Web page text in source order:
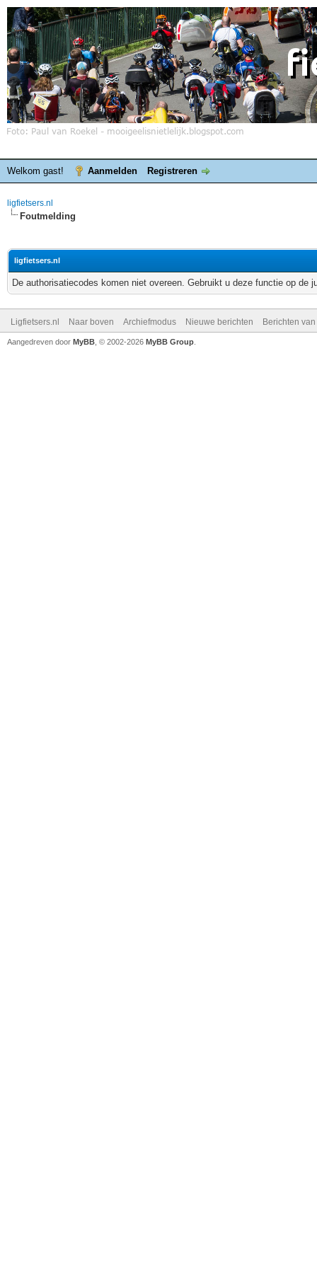
Welkom gast! Aanmelden Registreren
ligfietsers.nl
Foutmelding
ligfietsers.nl
De authorisatiecodes komen niet overeen. Gebruikt u deze functie op de
Ligfietsers.nl Naar boven Archiefmodus Nieuwe berichten Berichten
Aangedreven door MyBB , © 2002-2026 MyBB Group